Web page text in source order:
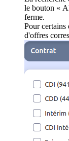
le bouton «
ferme.
Pour certains
d'offres